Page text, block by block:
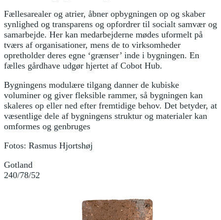
Fællesarealer og atrier, åbner opbygningen op og skaber
synlighed og transparens og opfordrer til socialt samvær og
samarbejde. Her kan medarbejderne mødes uformelt på
tværs af organisationer, mens de to virksomheder
opretholder deres egne ‘grænser’ inde i bygningen. En
fælles gårdhave udgør hjertet af Cobot Hub.
Bygningens modulære tilgang danner de kubiske
voluminer og giver fleksible rammer, så bygningen kan
skaleres op eller ned efter fremtidige behov. Det betyder, at
væsentlige dele af bygningens struktur og materialer kan
omformes og genbruges
Fotos: Rasmus Hjortshøj
Gotland
240/78/52